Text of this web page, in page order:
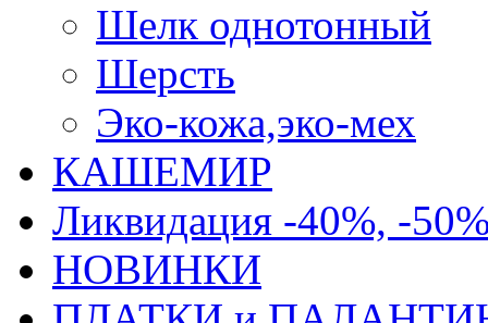
Шелк однотонный
Шерсть
Эко-кожа,эко-мех
КАШЕМИР
Ликвидация -40%, -
НОВИНКИ